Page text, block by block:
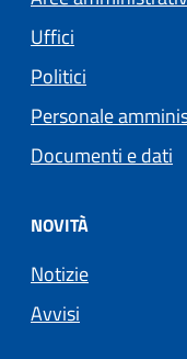
Uffici
Politici
Personale
Documenti e dati
NOVITÀ
Notizie
Avvisi